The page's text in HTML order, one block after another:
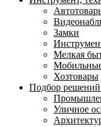
Замки
Мелкая
Хозтовары
Подбор
Уличное